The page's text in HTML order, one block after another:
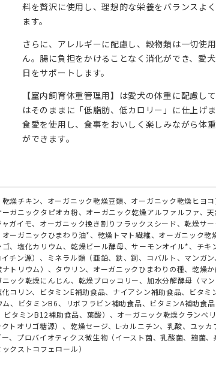
料を贅沢に使用し、理想的な栄養をバランスよ
ます。
さらに、アレルギーに配慮し、穀物類は一切使
ん。腸に負担をかけることなく消化ができ、愛
日をサポートします。
【室内飼育体重管理用】は愛犬の体重に配慮し
はそのままに「低脂肪、低カロリー」に仕上げ
食愛を使用し、食事をおいしく楽しみながら体
ができます。
燥チキン、オーガニック乾燥豆類、オーガニック乾燥ヒヨ
ガニックタピオカ粉、オーガニック乾燥アルファルファ、
ガイモ、オーガニック挽き割りフラックスシード、乾燥サー
ーガニックひまわり油*、乾燥トマト繊維、オーガニック乾
、塩化カリウム、乾燥ビール酵母、サーモンオイル*、チキ
イチン源）、ミネラル類（亜鉛、鉄、銅、コバルト、マンガン
トリウム）、タウリン、オーガニックひまわりの種、乾燥か
ック乾燥にんじん、乾燥ブロッコリー、加水分解酵母（マ
コリン、ビタミンE補助食品、ナイアシン補助食品、ビタミ
、ビタミンB6、リボフラビン補助食品、ビタミンA補助食
ビタミンB12補助食品、葉酸）、オーガニック乾燥クランベ
トオリゴ糖源）、乾燥セージ、L-カルニチン、乳酸、ユッカ
、プロバイオティクス微生物（イースト菌、乳酸菌、麹菌、
クストコフェロール）